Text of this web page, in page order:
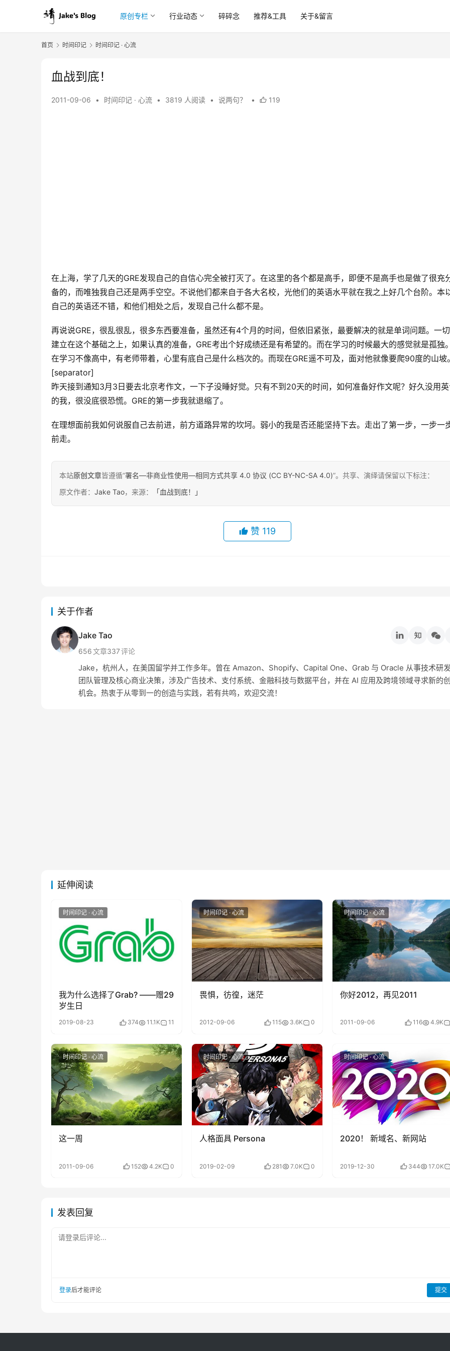
原创专栏 行业动态 碎碎念 推荐&工具 关于&留言
首页 时间印记 时间印记 · 心流
血战到底！
2011-09-06 • 时间印记 · 心流 • 3819 人阅读 • 说两句？ • 119
在上海，学了几天的GRE发现自己的自信心完全被打灭了。在这里的各个都是高手，即便不是高手也是做了很充
备的，而唯独我自己还是两手空空。不说他们都来自于各大名校，光他们的英语水平就在我之上好几个台阶。本
自己的英语还不错，和他们相处之后，发现自己什么都不是。
再说说GRE，很乱很乱，很多东西要准备，虽然还有4个月的时间，但依旧紧张，最要解决的就是单词问题。一
建立在这个基础之上，如果认真的准备，GRE考出个好成绩还是有希望的。而在学习的时候最大的感觉就是孤独
在学习不像高中，有老师带着，心里有底自己是什么档次的。而现在GRE遥不可及，面对他就像要爬90度的山坡
[separator]
昨天接到通知3月3日要去北京考作文，一下子没睡好觉。只有不到20天的时间，如何准备好作文呢？好久没用
的我，很没底很恐慌。GRE的第一步我就退缩了。
在理想面前我如何说服自己去前进，前方道路异常的坎坷。弱小的我是否还能坚持下去。走出了第一步，一步一
前走。
本站原创文章皆遵循“署名—非商业性使用—相同方式共享 4.0 协议 (CC BY-NC-SA 4.0)”。共享、演绎请保留以下标注：
原文作者： Jake Tao，来源： 「血战到底！」
赞 119
关于作者
Jake Tao
656文章337评论
Jake，杭州人，在美国留学并工作多年。曾在 Amazon、Shopify、Capital One、Grab 与 Oracle 从事技术研
团队管理及核心商业决策，涉及广告技术、支付系统、金融科技与数据平台，并在 AI 应用及跨境领域寻求新的
机会。热衷于从零到一的创造与实践，若有共鸣，欢迎交流！
延伸阅读
时间印记 · 心流
我为什么选择了Grab? ——赠29
岁生日
2019-08-23 374 11.1K 11
时间印记 · 心流
畏惧，彷徨，迷茫
2012-09-06 115 3.6K 0
时间印记 · 心流
你好2012，再见2011
2011-09-06 116 4.9K
时间印记 · 心流
这一周
2011-09-06 152 4.2K 0
时间印记 · 心流
人格面具 Persona
2019-02-09 281 7.0K 0
时间印记 · 心流
2020！ 新域名、新网站
2019-12-30 344 17.0K
发表回复
请登录后评论...
登录后才能评论 提交